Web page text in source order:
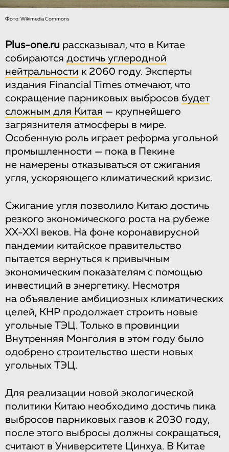
Фото: Wikimedia Commons
Plus-one.ru рассказывал, что в Китае
собираются достичь углеродной
нейтральности к 2060 году. Эксперты
издания Financial Times отмечают, что
сокращение парниковых выбросов будет
сложным для Китая — крупнейшего
загрязнителя атмосферы в мире.
Особенную роль играет реформа угольной
промышленности — пока в Пекине
не намерены отказываться от сжигания
угля, ускоряющего климатический кризис.
Сжигание угля позволило Китаю достичь
резкого экономического роста на рубеже
XX-XXI веков. На фоне коронавирусной
пандемии китайское правительство
пытается вернуться к привычным
экономическим показателям с помощью
инвестиций в энергетику. Несмотря
на объявление амбициозных климатических
целей, КНР продолжает строить новые
угольные ТЭЦ. Только в провинции
Внутренняя Монголия в этом году было
одобрено строительство шести новых
угольных ТЭЦ.
Для реализации новой экологической
политики Китаю необходимо достичь пика
выбросов парниковых газов к 2030 году,
после этого выбросы должны сокращаться,
считают в Университете Цинхуа. В Китае